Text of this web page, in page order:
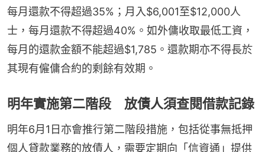
每月還款不得超過35%；月入$6,001至$12,000人
士，每月還款不得超過40%。如外傭收取最低工資，
每月的還款金額不能超過$1,785。還款期亦不得長於
其現有僱傭合約的剩餘有效期。
明年實施第二階段 放債人須查閱借款記錄
明年6月1日亦會推行第二階段措施，包括從事無抵押
個人貸款業務的放債人，需要定期向「信資通」提供